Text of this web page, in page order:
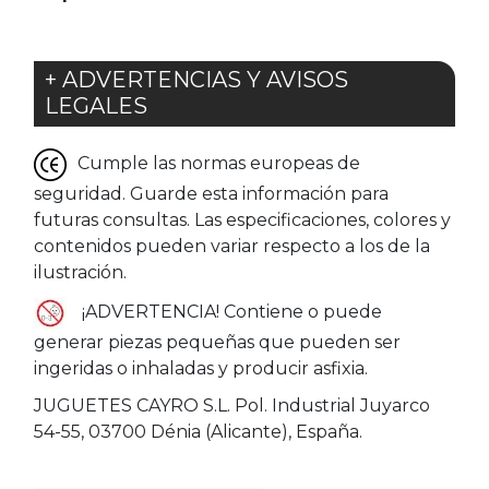
+ ADVERTENCIAS Y AVISOS
LEGALES
Cumple las normas europeas de
seguridad. Guarde esta información para
futuras consultas. Las especificaciones, colores y
contenidos pueden variar respecto a los de la
ilustración.
¡ADVERTENCIA! Contiene o puede
generar piezas pequeñas que pueden ser
ingeridas o inhaladas y producir asfixia.
JUGUETES CAYRO S.L. Pol. Industrial Juyarco
54-55, 03700 Dénia (Alicante), España.